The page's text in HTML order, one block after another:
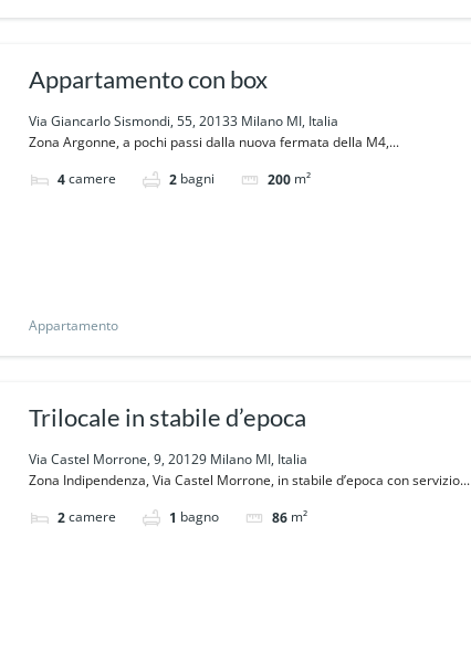
Appartamento con box
Via Giancarlo Sismondi, 55, 20133 Milano MI, Italia
Zona Argonne, a pochi passi dalla nuova fermata della M4,...
4camere 2 bagni 200 m²
Appartamento
Trilocale in stabile d’epoca
Via Castel Morrone, 9, 20129 Milano MI, Italia
Zona Indipendenza, Via Castel Morrone, in stabile d’epoca con servizio...
2camere 1 bagno 86 m²